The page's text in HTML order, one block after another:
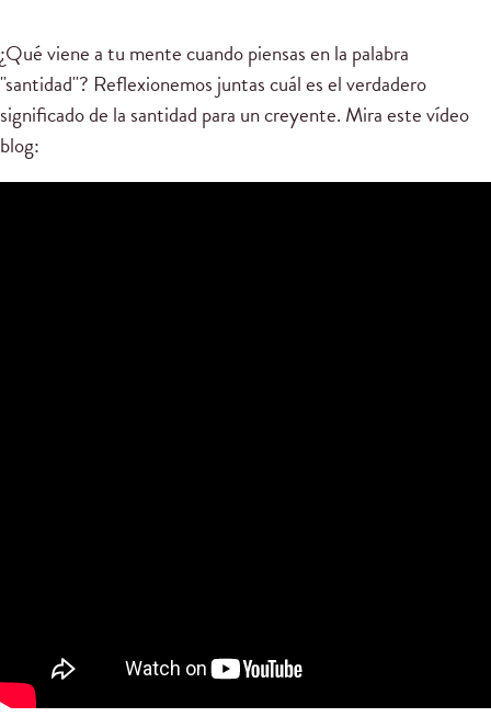
¿Qué viene a tu mente cuando piensas en la palabra
"santidad"? Reflexionemos juntas cuál es el verdadero
significado de la santidad para un creyente. Mira este vídeo
blog: